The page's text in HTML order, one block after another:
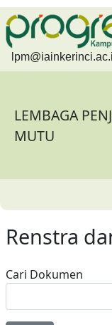
Skip to main
LEMBAGA
MUTU
Renstra
Cari Dokumen